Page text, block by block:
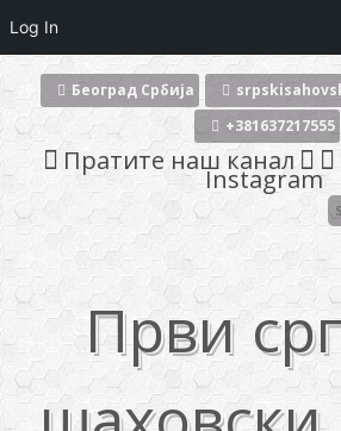
na
sadržaj
Београд Србија
+381637217555
Пратите наш канал
Instagram
Први
Log In